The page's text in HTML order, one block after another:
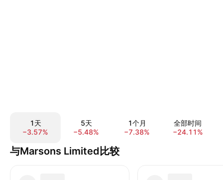
1天
−3.57%
5天
−5.48%
1个月
−7.38%
全部时间
−24.11%
与Marsons Limited比较